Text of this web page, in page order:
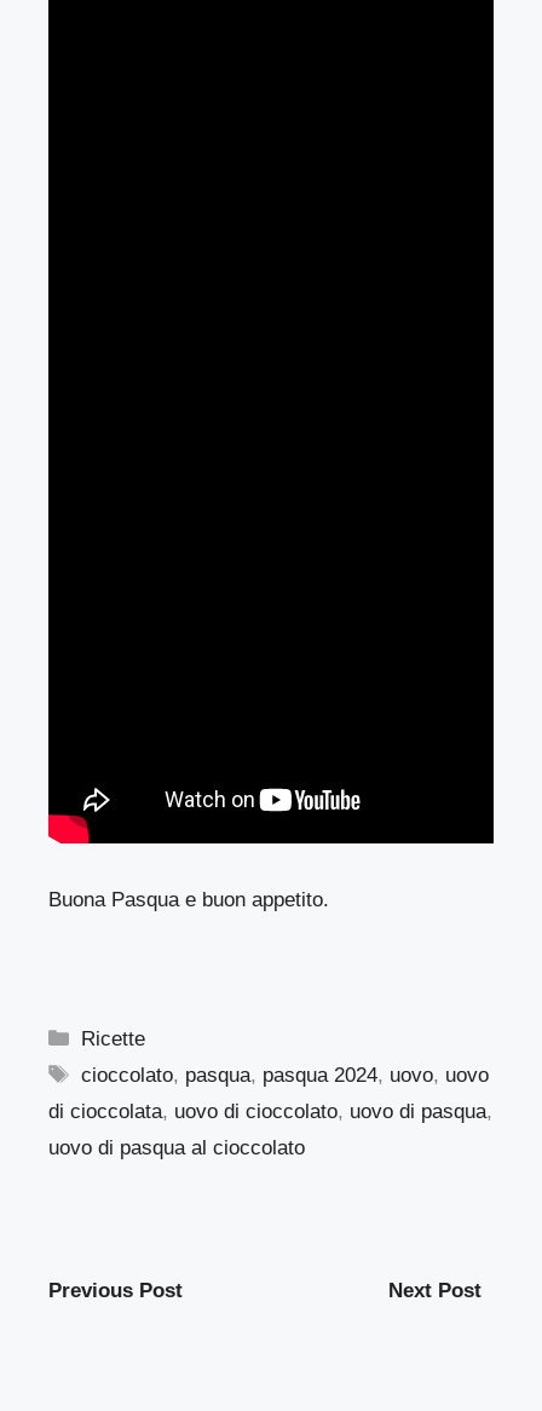
Buona Pasqua e buon appetito.
Categorie
Ricette
Tag
cioccolato, pasqua, pasqua 2024, uovo, uovo
di cioccolata, uovo di cioccolato, uovo di pasqua,
uovo di pasqua al cioccolato
Previous Post Next Post